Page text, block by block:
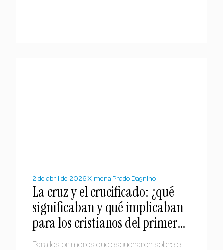
2 de abril de 2026 Ximena Prado Dagnino
La cruz y el crucificado: ¿qué
significaban y qué implicaban
para los cristianos del primer
siglo?
Para los primeros que escucharon sobre el